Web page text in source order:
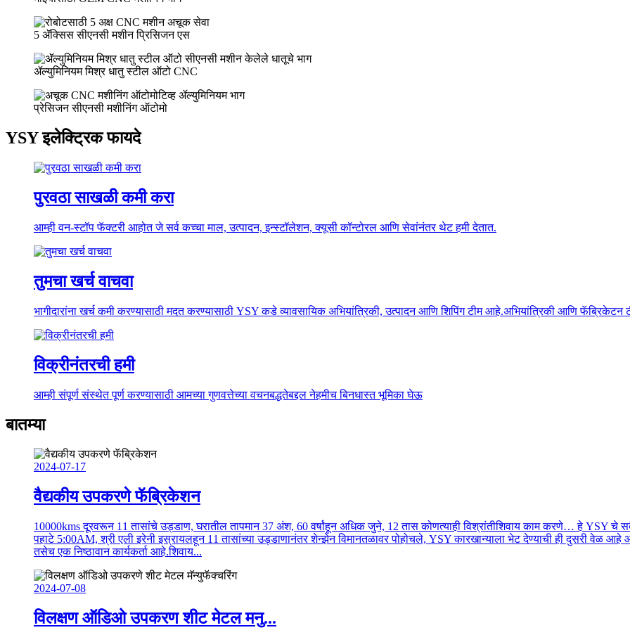
5 ॲक्सिस सीएनसी मशीन प्रिसिजन एस
ॲल्युमिनियम मिश्र धातु स्टील ऑटो CNC
प्रेसिजन सीएनसी मशीनिंग ऑटोमो
YSY इलेक्ट्रिक फायदे
पुरवठा साखळी कमी करा
आम्ही वन-स्टॉप फॅक्टरी आहोत जे सर्व कच्चा माल, उत्पादन, इन्स्टॉलेशन, क्यूसी कॉन्टोरल आणि सेवांनंतर थेट हमी देतात.
तुमचा खर्च वाचवा
भागीदारांना खर्च कमी करण्यासाठी मदत करण्यासाठी YSY कडे व्यावसायिक अभियांत्रिकी, उत्पादन आणि शिपिंग टीम आहे.अभियांत्रिकी आणि फॅब्रिकेटन
विक्रीनंतरची हमी
आम्ही संपूर्ण संस्थेत पूर्ण करण्यासाठी आमच्या गुणवत्तेच्या वचनबद्धतेबद्दल नेहमीच बिनधास्त भूमिका घेऊ
बातम्या
2024-07-17
वैद्यकीय उपकरणे फॅब्रिकेशन
10000kms दूरवरून 11 तासांचे उड्डाण, घरातील तापमान 37 अंश, 60 वर्षांहून अधिक जुने, 12 तास कोणत्याही विश्रांतीशिवाय काम करणे… हे YSY चे
पहाटे 5:00AM, श्री एली इरेनी इस्रायलहून 11 तासांच्या उड्डाणानंतर शेन्झेन विमानतळावर पोहोचले, YSY कारखान्याला भेट देण्याची ही दुसरी वेळ आहे
तसेच एक निष्ठावान कार्यकर्ता आहे.शिवाय...
2024-07-08
विलक्षण ऑडिओ उपकरण शीट मेटल मनु...